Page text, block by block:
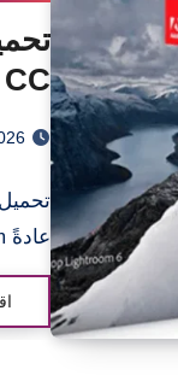
CC كامل مع التفعيل وتحديث دائم
عادةً Lightroom، هو تطبيق لتنظيم…